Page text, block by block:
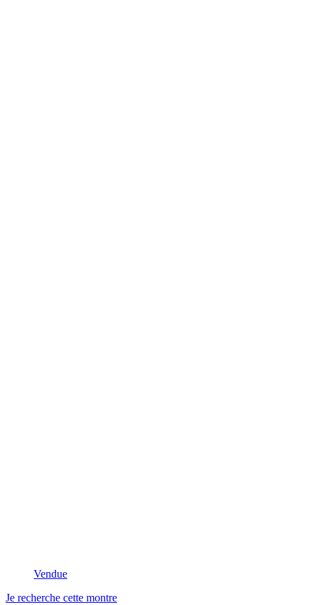
Vendue
Je recherche cette montre